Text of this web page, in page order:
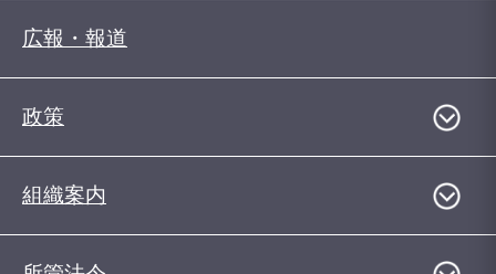
広報・報道
政策
組織案内